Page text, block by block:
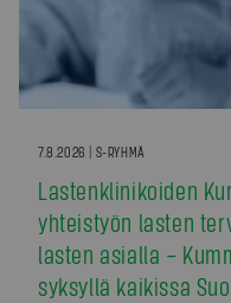
7.8.2026 | S-RYHMÄ
Lastenklinikoiden
yhteistyön lasten
lasten asialla –
syksyllä kaikissa